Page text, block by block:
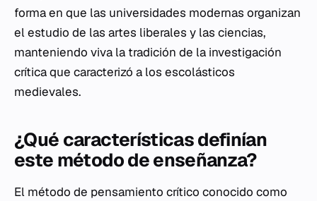
forma en que las universidades modernas organizan
el estudio de las artes liberales y las ciencias,
manteniendo viva la tradición de la investigación
crítica que caracterizó a los escolásticos
medievales.
¿Qué características definían
este método de enseñanza?
El método de pensamiento crítico conocido como